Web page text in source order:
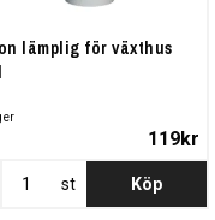
lämplig för växthus
119kr
st Köp